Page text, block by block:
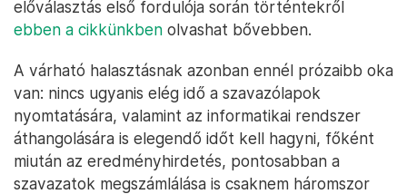
előválasztás első fordulója során történtekről
ebben a cikkünkben olvashat bővebben.
A várható halasztásnak azonban ennél prózaibb oka
van: nincs ugyanis elég idő a szavazólapok
nyomtatására, valamint az informatikai rendszer
áthangolására is elegendő időt kell hagyni, főként
miután az eredményhirdetés, pontosabban a
szavazatok megszámlálása is csaknem háromszor